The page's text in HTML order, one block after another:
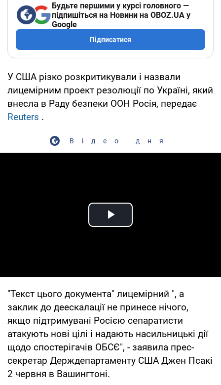
Будьте першими у курсі головного —
підпишіться на Новини на OBOZ.UA у
Google
Підписатися
У США різко розкритикували і назвали
лицемірним проект резолюції по Україні, який
внесла в Раду безпеки ООН Росія, передає
Reuters .
Відео дня
Play Video
"Текст цього документа" лицемірний ", а
заклик до деескалації не принесе нічого,
якщо підтримувані Росією сепаратисти
атакують нові цілі і надають насильницькі дії
щодо спостерігачів ОБСЄ", - заявила прес-
секретар Держдепартаменту США Джен Псакі
2 червня в Вашингтоні.